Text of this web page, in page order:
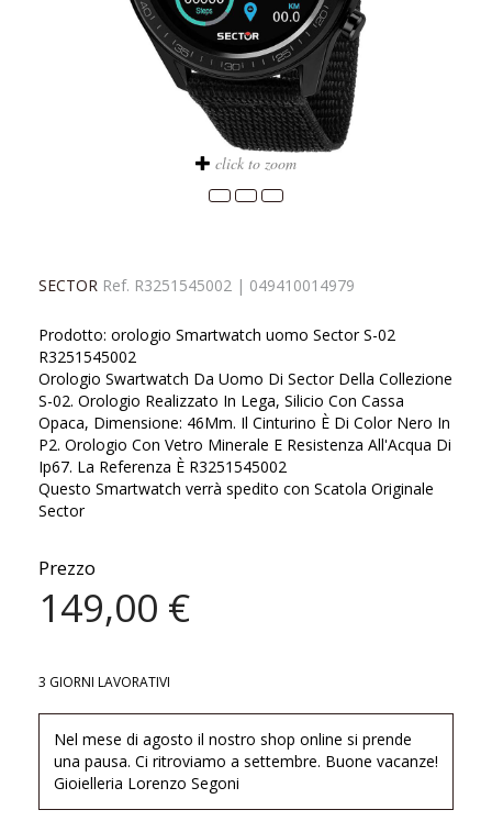
click to zoom
SECTOR Ref. R3251545002 | 049410014979
Prodotto: orologio Smartwatch uomo Sector S-02
R3251545002
Orologio Swartwatch Da Uomo Di Sector Della Collezione
S-02. Orologio Realizzato In Lega, Silicio Con Cassa
Opaca, Dimensione: 46Mm. Il Cinturino È Di Color Nero In
P2. Orologio Con Vetro Minerale E Resistenza All'Acqua Di
Ip67. La Referenza È R3251545002
Questo Smartwatch verrà spedito con Scatola Originale
Sector
Prezzo
149,00 €
3 GIORNI LAVORATIVI
Nel mese di agosto il nostro shop online si prende
una pausa. Ci ritroviamo a settembre. Buone vacanze!
Gioielleria Lorenzo Segoni